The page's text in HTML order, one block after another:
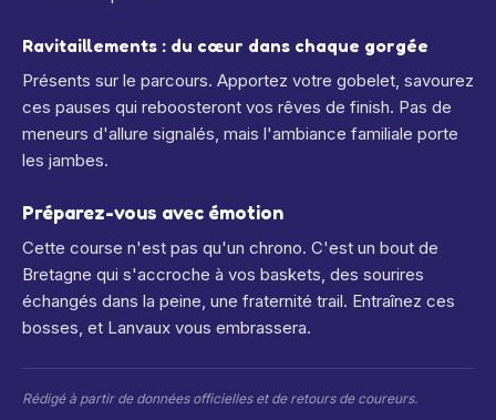
Ravitaillements : du cœur dans chaque gorgée
Présents sur le parcours. Apportez votre gobelet, savourez
ces pauses qui reboosteront vos rêves de finish. Pas de
meneurs d'allure signalés, mais l'ambiance familiale porte
les jambes.
Préparez-vous avec émotion
Cette course n'est pas qu'un chrono. C'est un bout de
Bretagne qui s'accroche à vos baskets, des sourires
échangés dans la peine, une fraternité trail. Entraînez ces
bosses, et Lanvaux vous embrassera.
Rédigé à partir de données officielles et de retours de coureurs.